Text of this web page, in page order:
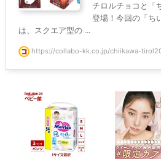
チロルチョコと「
登場！今回の「ち
は、スクエア型の ...
https://collabo-kk.co.jp/chiikawa-